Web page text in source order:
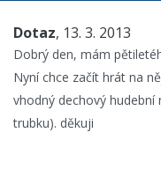
Dotaz, 13. 3. 2013
Dobrý den, mám
Nyní chce začít hrát na
vhodný dechový
trubku). děkuji